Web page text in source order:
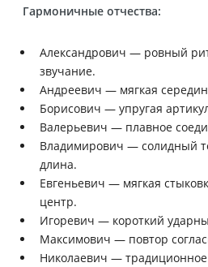
Гармоничные отчества:
Александрович — ровный
звучание.
Андреевич — мягкая
Борисович — упругая
Валерьевич — плавное
Владимирович — солидный
длина.
Евгеньевич — мягкая
центр.
Игоревич — короткий
Максимович — повтор
Николаевич — традиционное